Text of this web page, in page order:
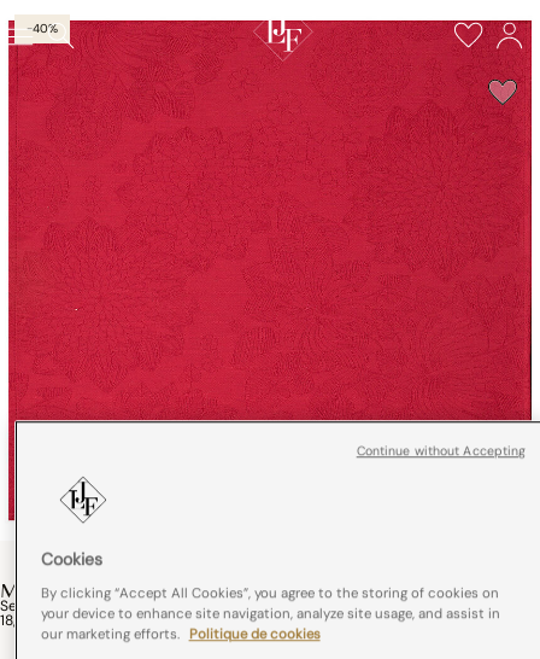
-40%
MARIE-GALANTE
Serviette De Table Marie-Galante Coton
18,00 €
Cookies
By clicking “Accept All Cookies”, you agree to the storing of cookies on
your device to enhance site navigation, analyze site usage, and assist in
our marketing efforts. Politique de cookies
Continue without Accepting